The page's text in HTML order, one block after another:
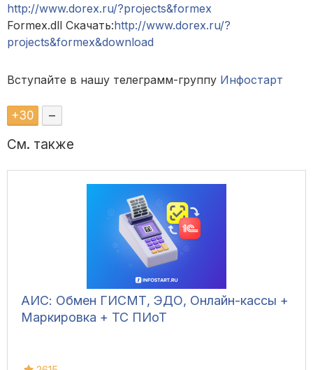
http://www.dorex.ru/?projects&formex
Formex.dll Скачать:http://www.dorex.ru/?
projects&formex&download
Вступайте в нашу телеграмм-группу Инфостарт
+30 –
См. также
АИС: Обмен ГИСМТ, ЭДО, Онлайн-кассы +
Маркировка + ТС ПИоТ